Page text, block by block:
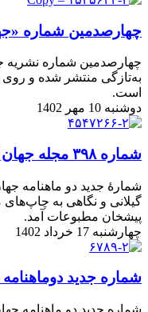
چهارصدمین شماره
به‌تازگی منتشر شده و
است.
دوشنبه 10 مهر 1402
شماره ۳۹۸ مجله جهان کتاب
شمارۀ جدید دو ماهنامه
گیلانی و نگاهی به
پیشخان مطبوعات آمد.
چهارشنبه 17 خرداد 1402
شماره جدید